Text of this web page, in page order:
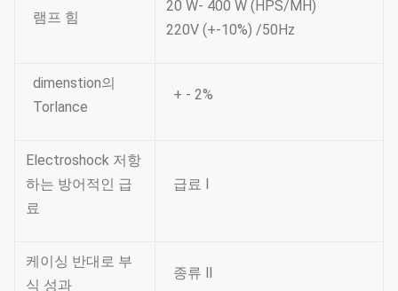
램프 힘
20 W- 400 W (HPS/MH)
220V (+-10%) /50Hz
dimenstion의
Torlance
+ - 2%
Electroshock 저항
하는 방어적인 급
료
급료 Ⅰ
케이싱 반대로 부
식 성과
종류 Ⅱ